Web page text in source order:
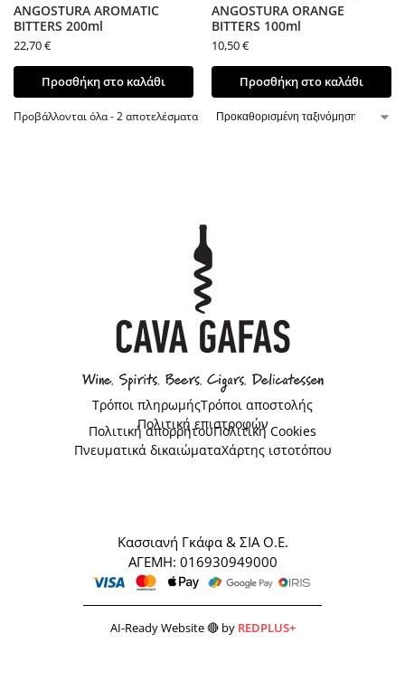
ANGOSTURA AROMATIC
BITTERS 200ml
22,70€
Προσθήκη στο καλάθι
ANGOSTURA ORANGE
BITTERS 100ml
10,50€
Προσθήκη στο καλάθι
Προβάλλονται όλα - 2 αποτελέσματα
Τρόποι πληρωμήςΤρόποι αποστολής
Πολιτική επιστροφών
Πολιτική απορρήτουΠολιτική Cookies
Πνευματικά δικαιώματαΧάρτης ιστοτόπου
Κασσιανή Γκάφα & ΣΙΑ Ο.Ε.
ΑΓΕΜΗ: 016930949000
AI-Ready Website 🔴 by REDPLUS+